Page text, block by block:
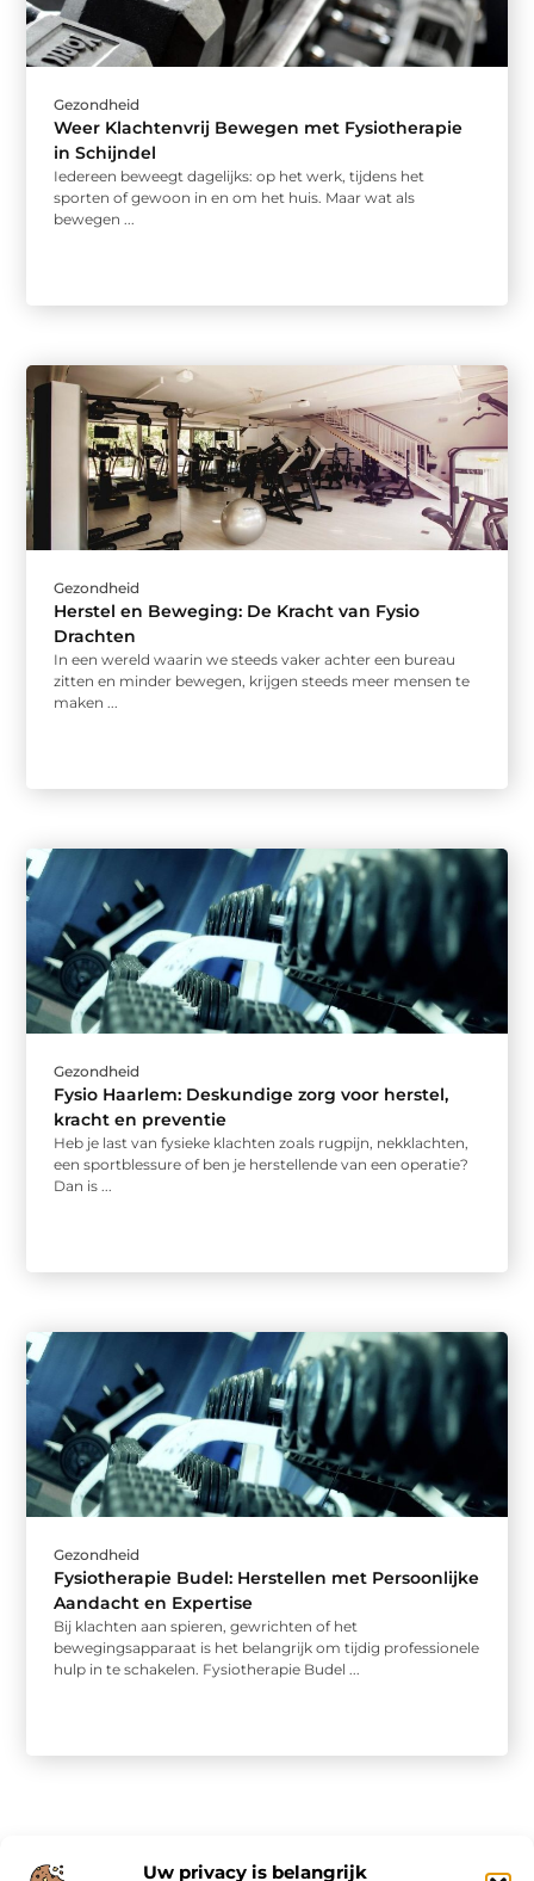
Uw privacy is belangrijk
Gezondheid
Weer Klachtenvrij Bewegen met Fysiotherapie
in Schijndel
Iedereen beweegt dagelijks: op het werk, tijdens het
sporten of gewoon in en om het huis. Maar wat als
bewegen ...
Gezondheid
Herstel en Beweging: De Kracht van Fysio
Drachten
In een wereld waarin we steeds vaker achter een bureau
zitten en minder bewegen, krijgen steeds meer mensen te
maken ...
Gezondheid
Fysio Haarlem: Deskundige zorg voor herstel,
kracht en preventie
Heb je last van fysieke klachten zoals rugpijn, nekklachten,
een sportblessure of ben je herstellende van een operatie?
Dan is ...
Gezondheid
Fysiotherapie Budel: Herstellen met Persoonlijke
Aandacht en Expertise
Bij klachten aan spieren, gewrichten of het
bewegingsapparaat is het belangrijk om tijdig professionele
hulp in te schakelen. Fysiotherapie Budel ...